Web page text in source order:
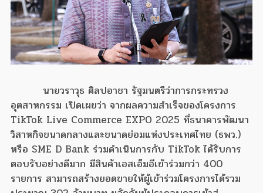
นายวราวุธ ศิลปอาชา รัฐมนตรีว่าการกระทรวง
อุตสาหกรรม เปิดเผยว่า จากผลความสำเร็จของโครงการ
TikTok Live Commerce EXPO 2025 ที่ธนาคารพัฒนา
วิสาหกิจขนาดกลางและขนาดย่อมแห่งประเทศไทย (ธพว.)
หรือ SME D Bank ร่วมดำเนินการกับ TikTok ได้รับการ
ตอบรับอย่างดีมาก มีสินค้าเอสเอ็มอีเข้าร่วมกว่า 400
รายการ สามารถสร้างยอดขายให้ผู้เข้าร่วมโครงการได้รวม